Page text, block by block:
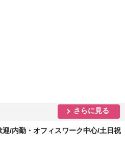
さらに見る
/内勤・オフィスワーク中心/土日祝